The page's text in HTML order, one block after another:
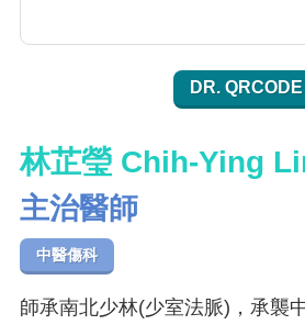
DR. QRCODE
林芷瑩 Chih-Ying
主治醫師
中醫傷科
師承南北少林(少室法脈)，承襲